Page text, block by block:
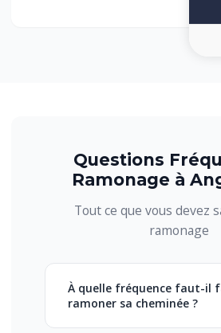
Questions
Ramonage à
Tout ce que vous devez
ramonage
À quelle fréquence faut-il
ramoner sa cheminée ?